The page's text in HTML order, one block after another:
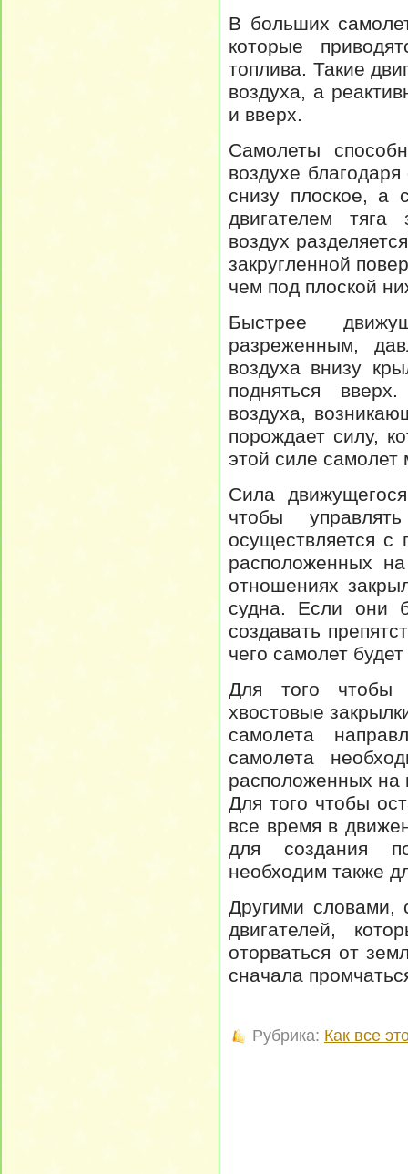
В больших
которые
топлива. Такие
воздуха, а
и вверх.
Самолеты
воздухе
снизу плоское, а
двигателем тяга
воздух
закругленной
чем под плоской
Быстрее
разреженным,
воздуха внизу
подняться
воздуха,
порождает силу,
этой силе самолет
Сила
чтобы
осуществляется
расположенных
отношениях
судна. Если они
создавать
чего самолет
Для того чтобы
хвостовые
самолета
самолета
расположенных на
Для того чтобы
все время в
для создания
необходим также
Другими словами,
двигателей,
оторваться от
сначала
Рубрика: Как все